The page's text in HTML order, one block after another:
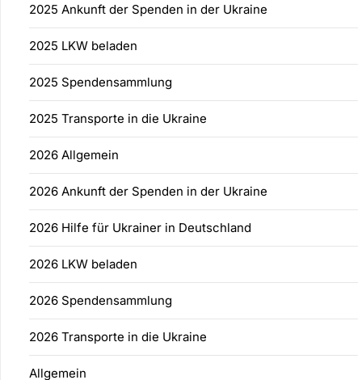
2025 Ankunft der Spenden in der Ukraine
2025 LKW beladen
2025 Spendensammlung
2025 Transporte in die Ukraine
2026 Allgemein
2026 Ankunft der Spenden in der Ukraine
2026 Hilfe für Ukrainer in Deutschland
2026 LKW beladen
2026 Spendensammlung
2026 Transporte in die Ukraine
Allgemein